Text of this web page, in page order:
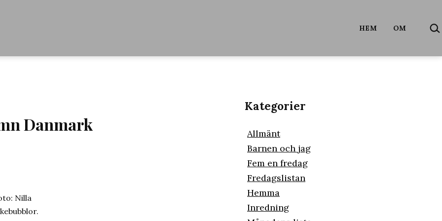
HEM OM
…
Danmark
Nilla
Kategorier
Allmänt
Barnen och jag
Fem en fredag
Fredagslistan
Hemma
Inredning